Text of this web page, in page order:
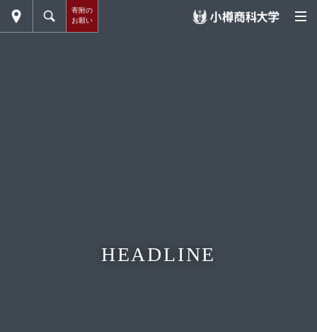
寄附の
お願い
HEADLINE